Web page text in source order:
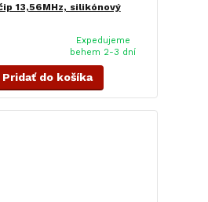
13,56MHz, silikónový
Expedujeme
behem 2-3 dní
Pridať do košíka